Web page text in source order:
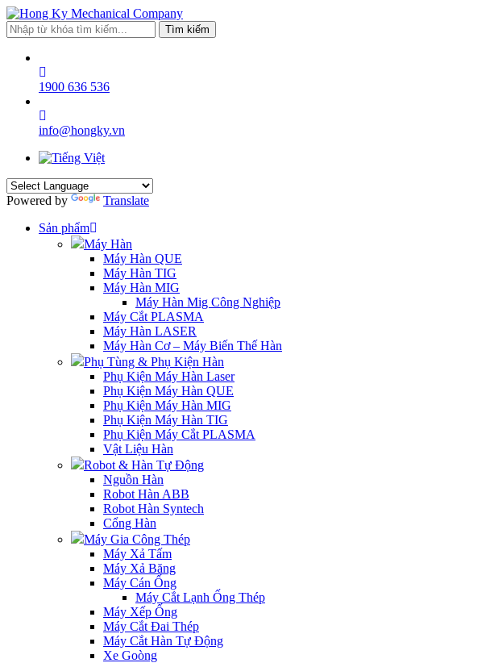
Tìm kiếm
1900 636 536
info@hongky.vn
Powered by
Translate
Sản phẩm
Máy Hàn
Máy Hàn QUE
Máy Hàn TIG
Máy Hàn MIG
Máy Hàn Mig Công Nghiệp
Máy Cắt PLASMA
Máy Hàn LASER
Máy Hàn Cơ – Máy Biến Thế Hàn
Phụ Tùng & Phụ Kiện Hàn
Phụ Kiện Máy Hàn Laser
Phụ Kiện Máy Hàn QUE
Phụ Kiện Máy Hàn MIG
Phụ Kiện Máy Hàn TIG
Phụ Kiện Máy Cắt PLASMA
Vật Liệu Hàn
Robot & Hàn Tự Động
Nguồn Hàn
Robot Hàn ABB
Robot Hàn Syntech
Cổng Hàn
Máy Gia Công Thép
Máy Xả Tấm
Máy Xả Băng
Máy Cán Ống
Máy Cắt Lạnh Ống Thép
Máy Xếp Ống
Máy Cắt Đai Thép
Máy Cắt Hàn Tự Động
Xe Goòng